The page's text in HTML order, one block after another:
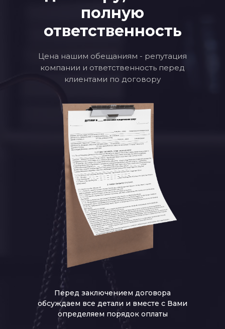
полную
ответственность
Цена нашим обещаниям - репутация
компании и ответственность перед
клиентами по договору
Перед заключением договора
обсуждаем все детали и вместе с Вами
определяем порядок оплаты